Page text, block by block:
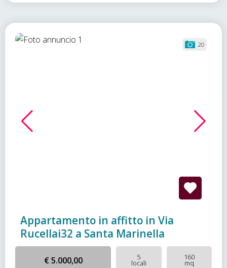
20
Appartamento in affitto in Via
Rucellai32 a Santa Marinella
€ 5.000,00 5
locali
160
mq